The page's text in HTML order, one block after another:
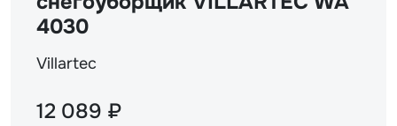
4030
Villartec
12 089 ₽